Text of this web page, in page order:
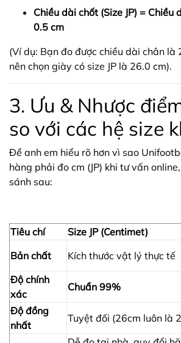
Chiều dài chốt (Size JP) = Chiều
0.5 cm
(Ví dụ: Bạn đo được chiều dài chân là
nên chọn giày có size JP là 26.0 cm).
3. Ưu & Nhược
so với các hệ size
Để anh em hiểu rõ hơn vì sao
hàng phải đo cm (JP) khi tư vấn
sánh sau:
Tiêu chí Size JP (Centimet)
Bản chất
Kích thước vật lý thực tế
Độ chính
xác
Chuẩn 99%
Độ đồng
nhất
Tuyệt đối (26cm luôn là